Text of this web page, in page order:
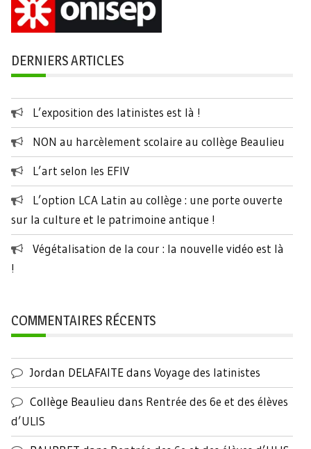
DERNIERS ARTICLES
L’exposition des latinistes est là !
NON au harcèlement scolaire au collège Beaulieu
L’art selon les EFIV
L’option LCA Latin au collège : une porte ouverte
sur la culture et le patrimoine antique !
Végétalisation de la cour : la nouvelle vidéo est là
!
COMMENTAIRES RÉCENTS
Jordan DELAFAITEdans Voyage des latinistes
Collège Beaulieu dans Rentrée des 6e et des élèves
d’ULIS